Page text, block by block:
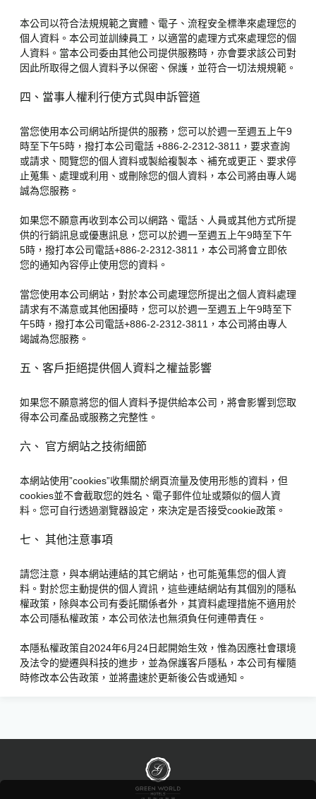
本公司以符合法規規範之實體、電子、流程安全標準來處理您的
個人資料。本公司並訓練員工，以適當的處理方式來處理您的個
人資料。當本公司委由其他公司提供服務時，亦會要求該公司對
因此所取得之個人資料予以保密、保護，並符合一切法規規範。
四、當事人權利行使方式與申訴管道
當您使用本公司網站所提供的服務，您可以於週一至週五上午9
時至下午5時，撥打本公司電話 +886-2-2312-3811，要求查詢
或請求、閱覽您的個人資料或製給複製本、補充或更正、要求停
止蒐集、處理或利用、或刪除您的個人資料，本公司將由專人竭
誠為您服務。
如果您不願意再收到本公司以網路、電話、人員或其他方式所提
供的行銷訊息或優惠訊息，您可以於週一至週五上午9時至下午
5時，撥打本公司電話+886-2-2312-3811，本公司將會立即依
您的通知內容停止使用您的資料。
當您使用本公司網站，對於本公司處理您所提出之個人資料處理
請求有不滿意或其他困擾時，您可以於週一至週五上午9時至下
午5時，撥打本公司電話+886-2-2312-3811，本公司將由專人
竭誠為您服務。
五、客戶拒絕提供個人資料之權益影響
如果您不願意將您的個人資料予提供給本公司，將會影響到您取
得本公司產品或服務之完整性。
六、 官方網站之技術細節
本網站使用”cookies”收集關於網頁流量及使用形態的資料，但
cookies並不會截取您的姓名、電子郵件位址或類似的個人資
料。您可自行透過瀏覽器設定，來決定是否接受cookie政策。
七、 其他注意事項
請您注意，與本網站連結的其它網站，也可能蒐集您的個人資
料。對於您主動提供的個人資訊，這些連結網站有其個別的隱私
權政策，除與本公司有委託關係者外，其資料處理措施不適用於
本公司隱私權政策，本公司依法也無須負任何連帶責任。
本隱私權政策自2024年6月24日起開始生效，惟為因應社會環境
及法令的變遷與科技的進步，並為保護客戶隱私，本公司有權隨
時修改本公告政策，並將盡速於更新後公告或通知。